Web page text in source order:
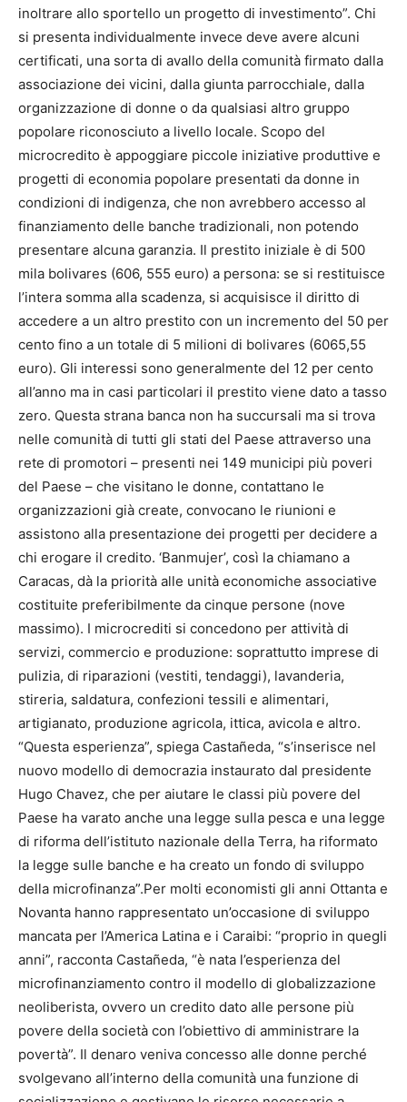
inoltrare allo sportello un progetto di investimento”. Chi
si presenta individualmente invece deve avere alcuni
certificati, una sorta di avallo della comunità firmato dalla
associazione dei vicini, dalla giunta parrocchiale, dalla
organizzazione di donne o da qualsiasi altro gruppo
popolare riconosciuto a livello locale. Scopo del
microcredito è appoggiare piccole iniziative produttive e
progetti di economia popolare presentati da donne in
condizioni di indigenza, che non avrebbero accesso al
finanziamento delle banche tradizionali, non potendo
presentare alcuna garanzia. Il prestito iniziale è di 500
mila bolivares (606, 555 euro) a persona: se si restituisce
l’intera somma alla scadenza, si acquisisce il diritto di
accedere a un altro prestito con un incremento del 50 per
cento fino a un totale di 5 milioni di bolivares (6065,55
euro). Gli interessi sono generalmente del 12 per cento
all’anno ma in casi particolari il prestito viene dato a tasso
zero. Questa strana banca non ha succursali ma si trova
nelle comunità di tutti gli stati del Paese attraverso una
rete di promotori – presenti nei 149 municipi più poveri
del Paese – che visitano le donne, contattano le
organizzazioni già create, convocano le riunioni e
assistono alla presentazione dei progetti per decidere a
chi erogare il credito. ‘Banmujer’, così la chiamano a
Caracas, dà la priorità alle unità economiche associative
costituite preferibilmente da cinque persone (nove
massimo). I microcrediti si concedono per attività di
servizi, commercio e produzione: soprattutto imprese di
pulizia, di riparazioni (vestiti, tendaggi), lavanderia,
stireria, saldatura, confezioni tessili e alimentari,
artigianato, produzione agricola, ittica, avicola e altro.
“Questa esperienza”, spiega Castañeda, “s’inserisce nel
nuovo modello di democrazia instaurato dal presidente
Hugo Chavez, che per aiutare le classi più povere del
Paese ha varato anche una legge sulla pesca e una legge
di riforma dell’istituto nazionale della Terra, ha riformato
la legge sulle banche e ha creato un fondo di sviluppo
della microfinanza”.Per molti economisti gli anni Ottanta e
Novanta hanno rappresentato un’occasione di sviluppo
mancata per l’America Latina e i Caraibi: “proprio in quegli
anni”, racconta Castañeda, “è nata l’esperienza del
microfinanziamento contro il modello di globalizzazione
neoliberista, ovvero un credito dato alle persone più
povere della società con l’obiettivo di amministrare la
povertà”. Il denaro veniva concesso alle donne perché
svolgevano all’interno della comunità una funzione di